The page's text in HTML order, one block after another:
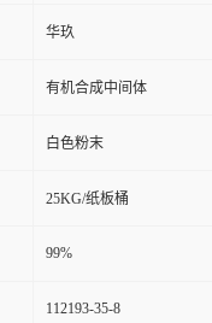
华玖
有机合成中间体
白色粉末
25KG/纸板桶
99%
112193-35-8